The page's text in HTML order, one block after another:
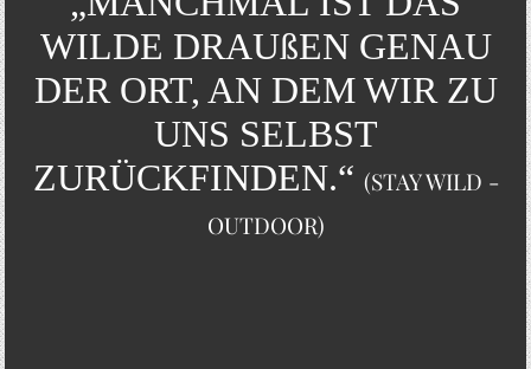
WILDE DRAUßEN GENAU
DER ORT, AN DEM WIR ZU
UNS SELBST
ZURÜCKFINDEN.“ (STAY WILD -
OUTDOOR)